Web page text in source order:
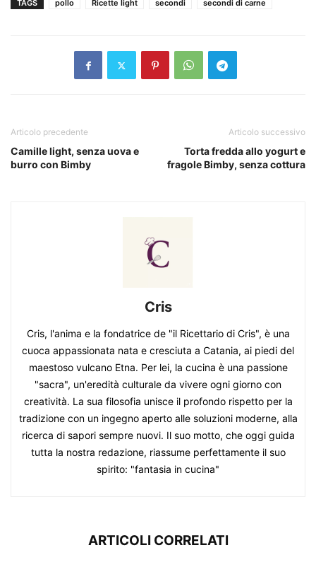
TAGS pollo Ricette light secondi secondi di carne
Articolo precedente
Camille light, senza uova e
burro con Bimby
Articolo successivo
Torta fredda allo yogurt e
fragole Bimby, senza cottura
Cris
Cris, l'anima e la fondatrice de "il Ricettario di Cris", è una
cuoca appassionata nata e cresciuta a Catania, ai piedi del
maestoso vulcano Etna. Per lei, la cucina è una passione
"sacra", un'eredità culturale da vivere ogni giorno con
creatività. La sua filosofia unisce il profondo rispetto per la
tradizione con un ingegno aperto alle soluzioni moderne, alla
ricerca di sapori sempre nuovi. Il suo motto, che oggi guida
tutta la nostra redazione, riassume perfettamente il suo
spirito: "fantasia in cucina"
ARTICOLI CORRELATI